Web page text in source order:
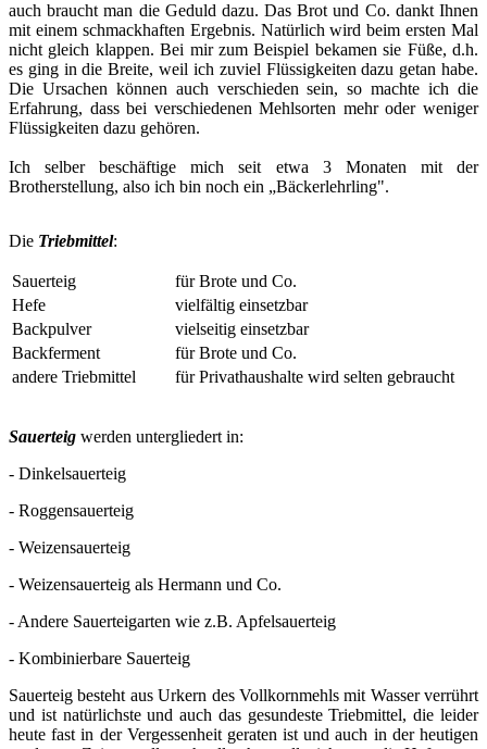
auch braucht man die Geduld dazu. Das Brot und Co. dankt Ihnen
mit einem schmackhaften Ergebnis. Natürlich wird beim ersten Mal
nicht gleich klappen. Bei mir zum Beispiel bekamen sie Füße, d.h.
es ging in die Breite, weil ich zuviel Flüssigkeiten dazu getan habe.
Die Ursachen können auch verschieden sein, so machte ich die
Erfahrung, dass bei verschiedenen Mehlsorten mehr oder weniger
Flüssigkeiten dazu gehören.
Ich selber beschäftige mich seit etwa 3 Monaten mit der
Brotherstellung, also ich bin noch ein „Bäckerlehrling".
Die Triebmittel:
Sauerteig
für Brote und Co.
Hefe
vielfältig einsetzbar
Backpulver
vielseitig einsetzbar
Backferment
für Brote und Co.
andere Triebmittel
für Privathaushalte wird selten gebraucht
Sauerteig werden untergliedert in:
- Dinkelsauerteig
- Roggensauerteig
- Weizensauerteig
- Weizensauerteig als Hermann und Co.
- Andere Sauerteigarten wie z.B. Apfelsauerteig
- Kombinierbare Sauerteig
Sauerteig besteht aus Urkern des Vollkornmehls mit Wasser verrührt
und ist natürlichste und auch das gesundeste Triebmittel, die leider
heute fast in der Vergessenheit geraten ist und auch in der heutigen